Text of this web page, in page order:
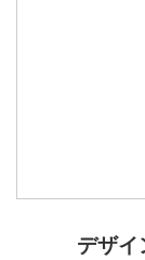
デザイ